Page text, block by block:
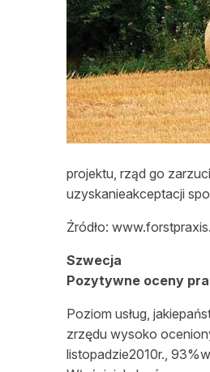
projektu, rząd go
uzyskanieakceptacji
Źródło:
Szwecja
Pozytywne oceny
Poziom usług,
zrzędu wysoko
listopadzie2010r.,